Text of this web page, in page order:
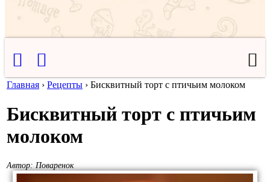
Главная › Рецепты › Бисквитный торт с птичьим молоком
Бисквитный торт с птичьим
молоком
Автор: Поваренок